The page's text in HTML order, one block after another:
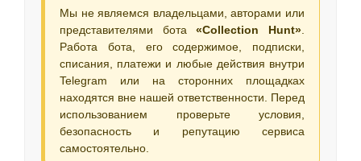
Мы не являемся владельцами, авторами или
представителями бота«Collection Hunt»
Работа бота, его содержимое, подписки,
списания, платежи и любые действия внутри
Telegram или на сторонних площадках
находятся вне нашей ответственности. Перед
использованием проверьте условия,
безопасность и репутацию сервиса
самостоятельно.